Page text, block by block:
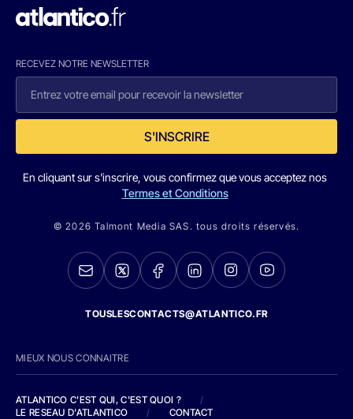
RECEVEZ NOTRE NEWSLETTER
S'INSCRIRE
En cliquant sur s'inscrire, vous confirmez que vous acceptez nos
Termes et Conditions
© 2026 Talmont Media SAS. tous droits réservés.
TOUSLESCONTACTS@ATLANTICO.FR
MIEUX NOUS CONNAITRE
ATLANTICO C'EST QUI, C'EST QUOI ?
/
LE RESEAU D'ATLANTICO
/ CONTACT